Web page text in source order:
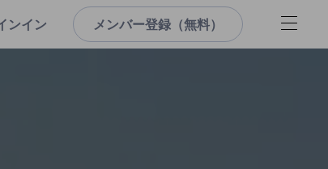
ンイン メンバー登録（無料）